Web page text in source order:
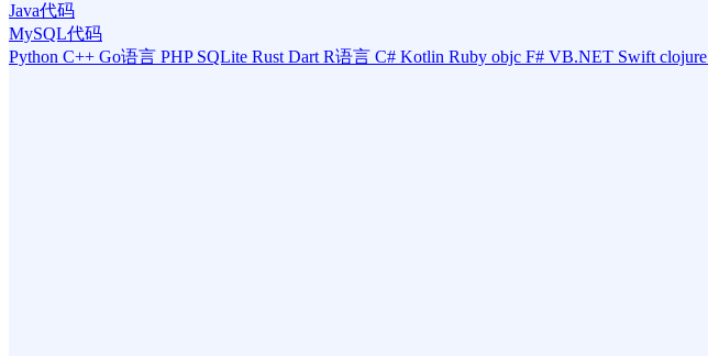
Java代码
MySQL代码
Python C++ Go语言 PHP SQLite Rust Dart R语言 C# Kotlin Ruby objc F# VB.NET Swift clojure